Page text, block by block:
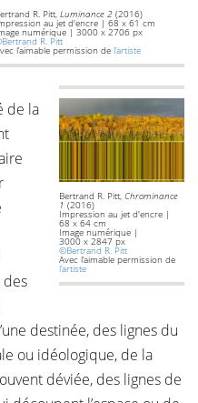
R. Pitt, Luminance 2 (2016)
au jet d'encre | 68 x 61 cm
numérique | 3000 x 2706 px
R. Pitt
l’aimable permission de l’artiste
Bertrand R. Pitt,Chrominance
1 (2016)
Impression au jet d'encre |
68 x 64 cm
Image numérique |
3000 x 2847 px
©Bertrand R. Pitt
Avec l’aimable permission de
l’artiste
de la
des
destinée, des lignes du
ou idéologique, de la
déviée, des lignes de